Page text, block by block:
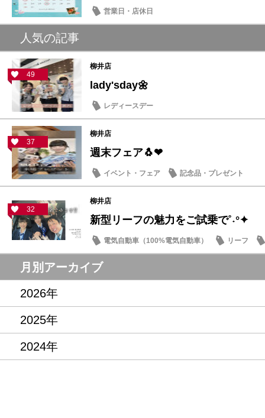
営業日・店休日
人気の記事
49
柳井店
lady'sday🌼
レディースデー
37
柳井店
週末フェア🐧❤
イベント・フェア 記念品・プレゼント
32
柳井店
新型リーフの魅力をご試乗で˚˖°✦
電気自動車（100%電気自動車）
リーフ
記念品・プレゼント
月別アーカイブ
2026年
2025年
2024年